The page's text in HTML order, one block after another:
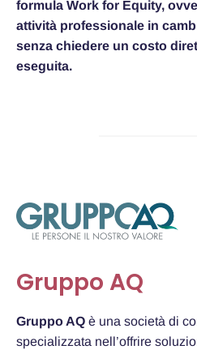
formula Work for Equity,
attività professionale in
senza chiedere un costo
eseguita.
Gruppo AQ
Gruppo AQ è una società di
specializzata nell’offrire